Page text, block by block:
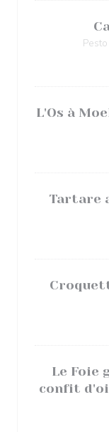
L'Os à
Tartare
Le Foie
confit